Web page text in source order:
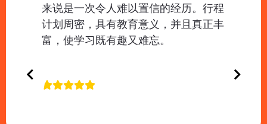
来说是一次令人难以置信的经历。行程
计划周密，具有教育意义，并且真正丰
富，使学习既有趣又难忘。